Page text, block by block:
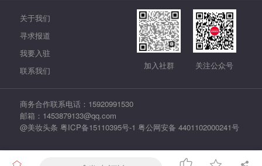
关于我们
寻求报道
我要入驻
联系我们
加入社群 关注公众号
商务合作联系电话：15920991530
邮箱：1453879133@qq.com
@美妆头条 粤ICP备15110395号-1 粤公网安备 4401102000241号